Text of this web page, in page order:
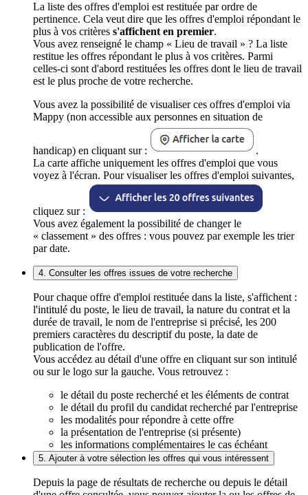
La liste des offres d'emploi est restituée par ordre de
pertinence. Cela veut dire que les offres d'emploi répondant le
plus à vos critères s'affichent en premier.
Vous avez renseigné le champ « Lieu de travail » ? La liste
restitue les offres répondant le plus à vos critères. Parmi
celles-ci sont d'abord restituées les offres dont le lieu de travail
est le plus proche de votre recherche.
Vous avez la possibilité de visualiser ces offres d'emploi via
Mappy (non accessible aux personnes en situation de
handicap) en cliquant sur :
.
La carte affiche uniquement les offres d'emploi que vous
voyez à l'écran. Pour visualiser les offres d'emploi suivantes,
cliquez sur :
Vous avez également la possibilité de changer le
« classement » des offres : vous pouvez par exemple les trier
par date.
4. Consulter les offres issues de votre recherche
Pour chaque offre d'emploi restituée dans la liste, s'affichent :
l'intitulé du poste, le lieu de travail, la nature du contrat et la
durée de travail, le nom de l'entreprise si précisé, les 200
premiers caractères du descriptif du poste, la date de
publication de l'offre.
Vous accédez au détail d'une offre en cliquant sur son intitulé
ou sur le logo sur la gauche. Vous retrouvez :
le détail du poste recherché et les éléments de contrat
le détail du profil du candidat recherché par l'entreprise
les modalités pour répondre à cette offre
la présentation de l'entreprise (si présente)
les informations complémentaires le cas échéant
5. Ajouter à votre sélection les offres qui vous intéressent
Depuis la page de résultats de recherche ou depuis le détail